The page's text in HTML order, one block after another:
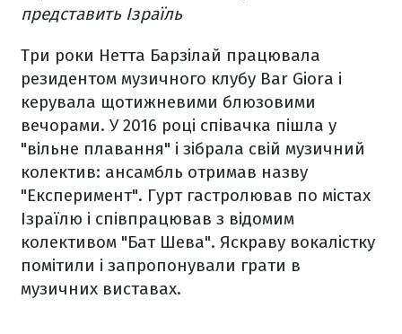
представить Ізраїль
Три роки Нетта Барзілай працювала
резидентом музичного клубу Bar Giora і
керувала щотижневими блюзовими
вечорами. У 2016 році співачка пішла у
"вільне плавання" і зібрала свій музичний
колектив: ансамбль отримав назву
"Експеримент". Гурт гастролював по містах
Ізраїлю і співпрацював з відомим
колективом "Бат Шева". Яскраву вокалістку
помітили і запропонували грати в
музичних виставах.